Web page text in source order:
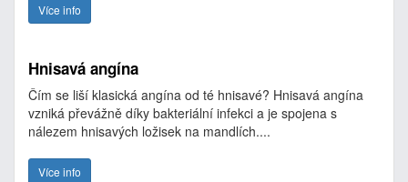
Více info
Hnisavá angína
Čím se liší klasická angína od té hnisavé? Hnisavá angína
vzniká převážně díky bakteriální infekci a je spojena s
nálezem hnisavých ložisek na mandlích....
Více info